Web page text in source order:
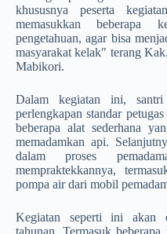
khususnya peserta
memasukkan beberapa
pengetahuan, agar bisa
masyarakat kelak" terang
Mabikori.
Dalam kegiatan ini,
perlengkapan standar
beberapa alat sederhana
memadamkan api.
dalam proses
mempraktekkannya,
pompa air dari mobil
Kegiatan seperti ini akan
tahunan. Termasuk